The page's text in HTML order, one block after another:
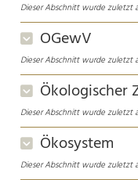
Dieser Abschnitt wurde zuletzt
OGewV
Dieser Abschnitt wurde zuletzt
Ökologischer
Dieser Abschnitt wurde zuletzt
Ökosystem
Dieser Abschnitt wurde zuletzt